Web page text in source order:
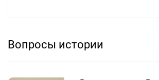
Вопросы истории